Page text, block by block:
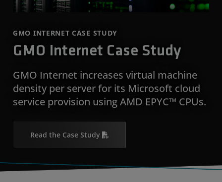
GMO INTERNET CASE STUDY
GMO Internet Case Study
GMO Internet increases virtual machine
density per server for its Microsoft cloud
service provision using AMD EPYC™ CPUs.
Read the Case Study